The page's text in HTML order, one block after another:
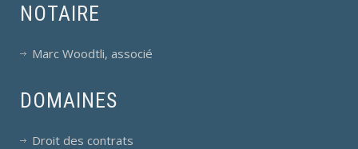
NOTAIRE
Marc Woodtli, associé
DOMAINES
Droit des contrats